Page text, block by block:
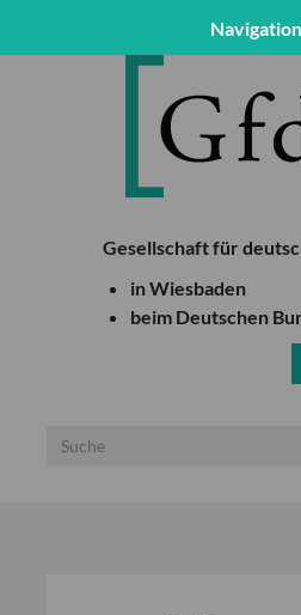
Navigation
Gesellschaft für
in Wiesbaden
beim Deutschen